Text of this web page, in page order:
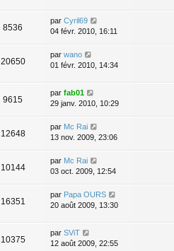
8536
par Cyril69
04 févr. 2010, 16:11
20650
par wano
01 févr. 2010, 14:34
9615
par fab01
29 janv. 2010, 10:29
12648
par Mc Rai
13 nov. 2009, 23:06
10144
par Mc Rai
03 oct. 2009, 12:54
16351
par Papa OURS
20 août 2009, 13:30
10375
par SViT
12 août 2009, 22:55